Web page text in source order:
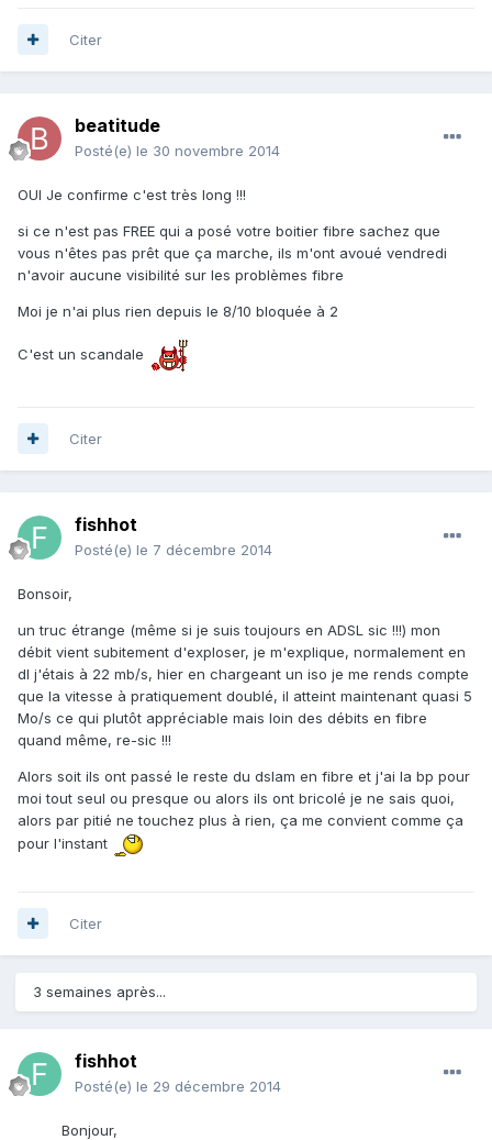
Citer
beatitude
Posté(e) le 30 novembre 2014
OUI Je confirme c'est très long !!!
si ce n'est pas FREE qui a posé votre boitier fibre sachez que
vous n'êtes pas prêt que ça marche, ils m'ont avoué vendredi
n'avoir aucune visibilité sur les problèmes fibre
Moi je n'ai plus rien depuis le 8/10 bloquée à 2
C'est un scandale
Citer
fishhot
Posté(e) le 7 décembre 2014
Bonsoir,
un truc étrange (même si je suis toujours en ADSL sic !!!) mon
débit vient subitement d'exploser, je m'explique, normalement en
dl j'étais à 22 mb/s, hier en chargeant un iso je me rends compte
que la vitesse à pratiquement doublé, il atteint maintenant quasi 5
Mo/s ce qui plutôt appréciable mais loin des débits en fibre
quand même, re-sic !!!
Alors soit ils ont passé le reste du dslam en fibre et j'ai la bp pour
moi tout seul ou presque ou alors ils ont bricolé je ne sais quoi,
alors par pitié ne touchez plus à rien, ça me convient comme ça
pour l'instant
Citer
3 semaines après...
fishhot
Posté(e) le 29 décembre 2014
Bonjour,